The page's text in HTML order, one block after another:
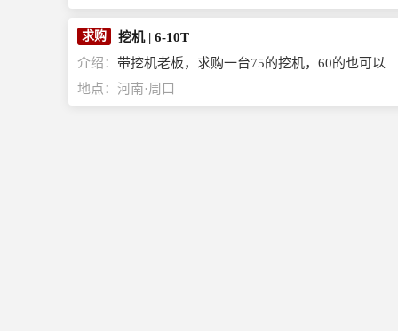
求购 挖机| 6-10T
介绍： 带挖机老板，求购一台75的挖机，60的也可以
地点： 河南·周口